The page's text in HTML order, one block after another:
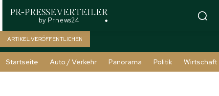
PR-PRESSEVERTEILER
by Prnews24
ARTIKEL VERÖFFENTLICHEN
Startseite Auto / Verkehr Panorama Politik Wirtschaft